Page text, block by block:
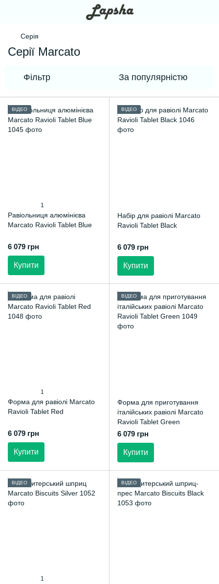
Серія
Серії Marcato
Фільтр За популярністю
ВІДЕО
1
Равіольниця алюмінієва
Marcato Ravioli Tablet Blue
6 079 грн
Купити
ВІДЕО
Набір для равіолі Marcato
Ravioli Tablet Black
6 079 грн
Купити
ВІДЕО
1
Форма для равіолі Marcato
Ravioli Tablet Red
6 079 грн
Купити
ВІДЕО
Форма для приготування
італійських равіолі Marcato
Ravioli Tablet Green
6 079 грн
Купити
ВІДЕО
1
ВІДЕО